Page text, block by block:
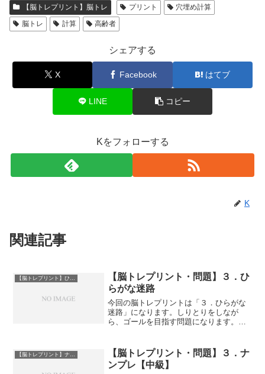
【脳トレプリント】脳トレ
プリント
穴埋め計算
脳トレ
計算 高齢者
シェアする
X Facebook はてブ
LINE コピー
Kをフォローする
K
関連記事
【脳トレプリント・問題】３．ひ
らがな迷路
今回の脳トレプリントは「３．ひらがな
迷路」になります。しりとりをしなが
ら、ゴールを目指す問題になります。
ら３．ひらがな迷路３．ひらがな迷路解
答脳トレ無料プリント「脳ト...
【脳トレプリント】ナンプレ
【脳トレプリント・問題】３．ナ
ンプレ【中級】